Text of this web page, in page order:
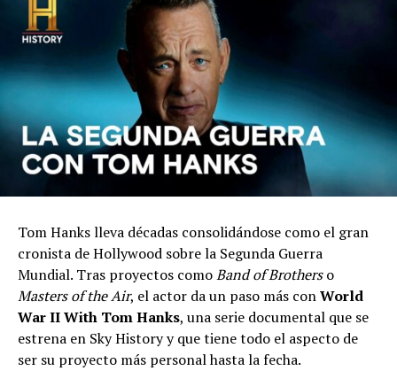
Tom Hanks lleva décadas consolidándose como el gran
cronista de Hollywood sobre la Segunda Guerra
Mundial. Tras proyectos comoBand of Brotherso
Masters of the Air, el actor da un paso más conWorld
War II With Tom Hanks, una serie documental que se
estrena en Sky History y que tiene todo el aspecto de
ser su proyecto más personal hasta la fecha.